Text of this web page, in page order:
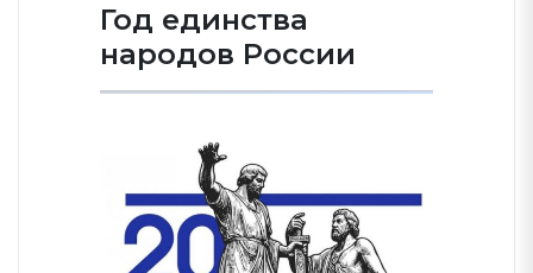
Год единства
народов России